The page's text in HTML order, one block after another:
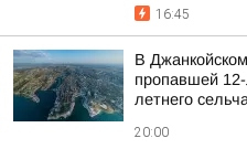
16:45
В
пропавшей
летнего
20:00